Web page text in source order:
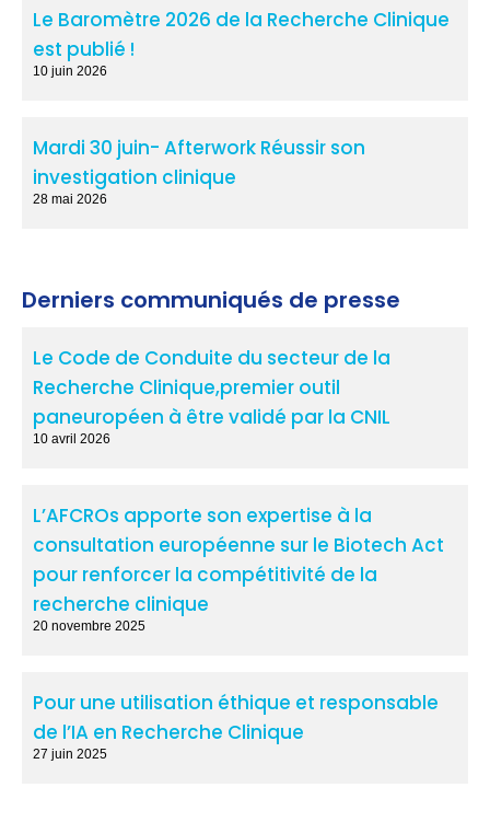
Le Baromètre 2026 de la Recherche Clinique
est publié !
10 juin 2026
Mardi 30 juin- Afterwork Réussir son
investigation clinique
28 mai 2026
Derniers communiqués de presse
Le Code de Conduite du secteur de la
Recherche Clinique,premier outil
paneuropéen à être validé par la CNIL
10 avril 2026
L’AFCROs apporte son expertise à la
consultation européenne sur le Biotech Act
pour renforcer la compétitivité de la
recherche clinique
20 novembre 2025
Pour une utilisation éthique et responsable
de l’IA en Recherche Clinique
27 juin 2025